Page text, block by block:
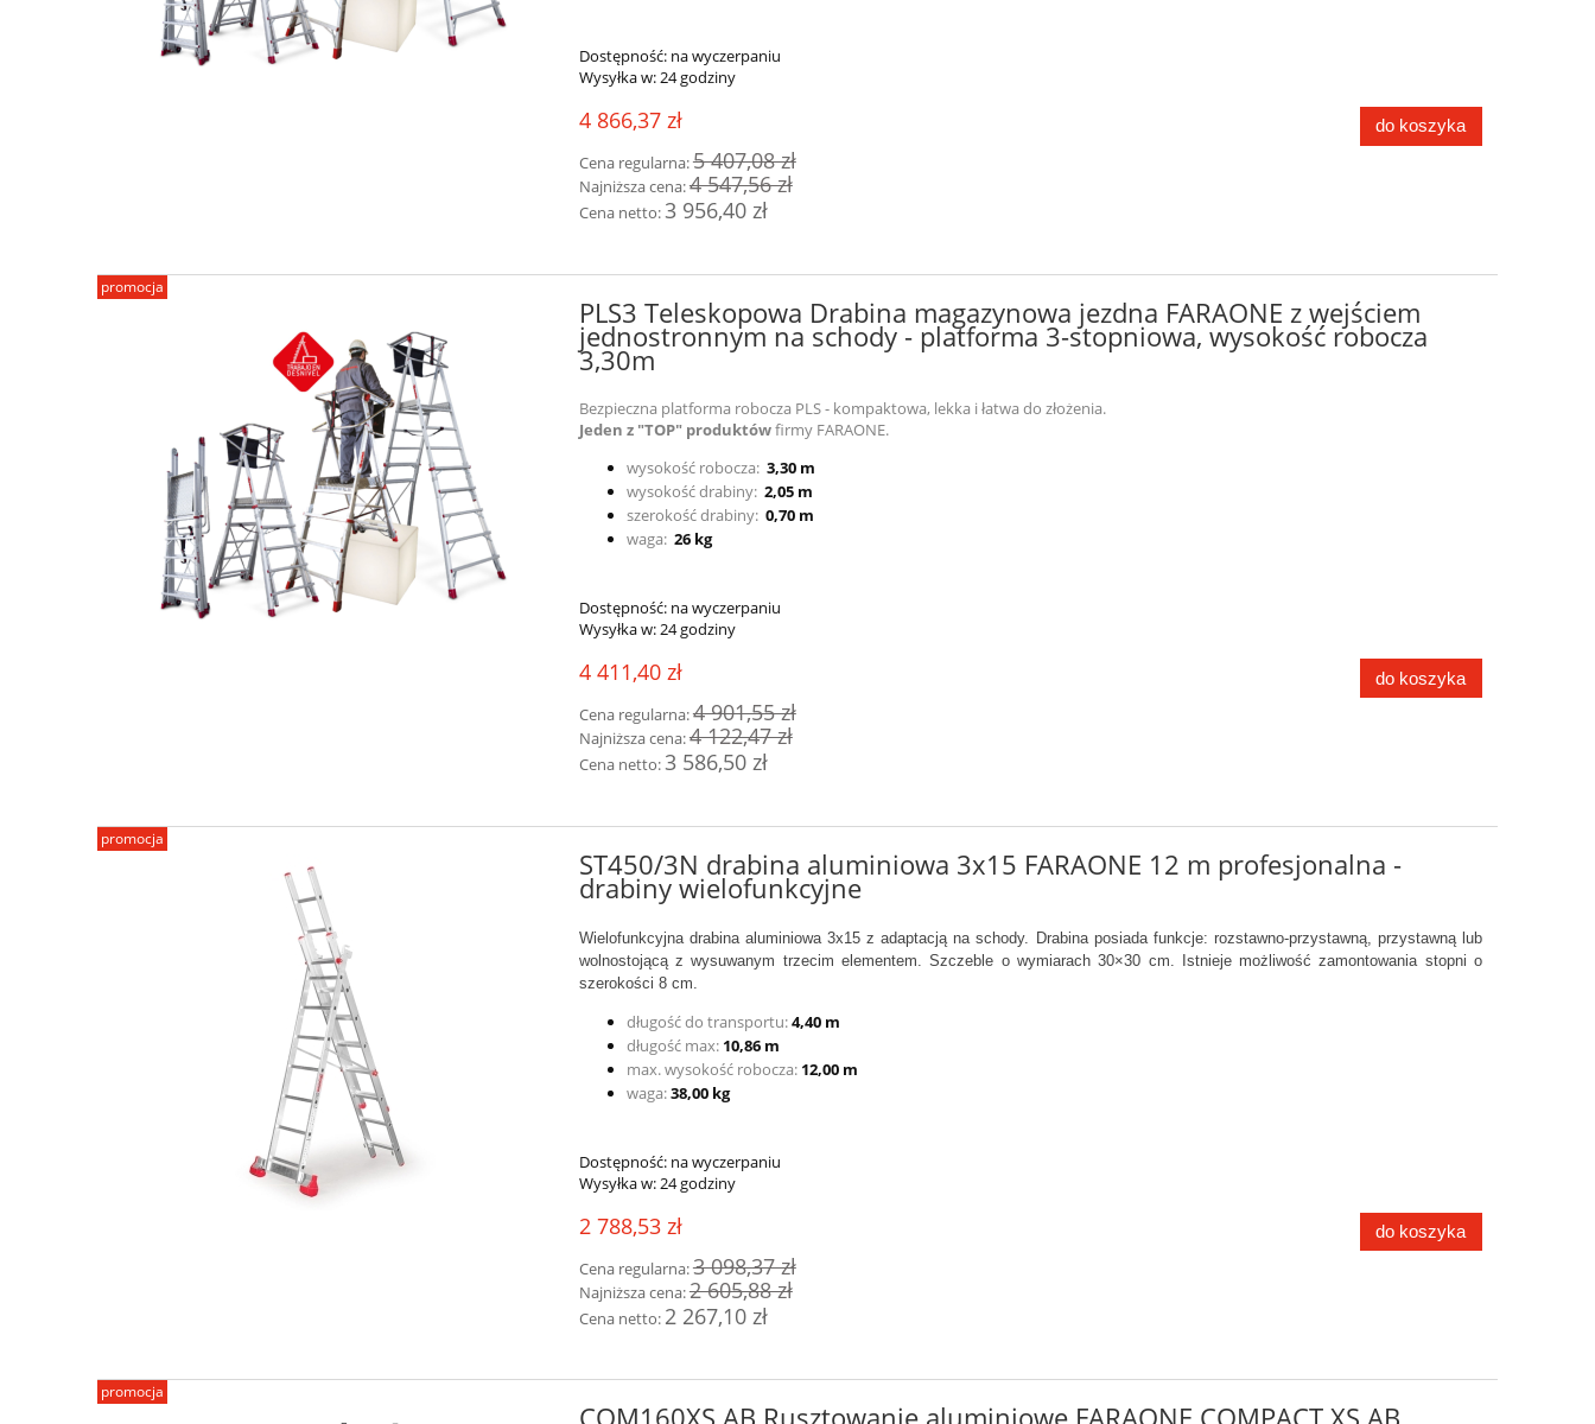
Dostępność: na wyczerpaniu
Wysyłka w:24 godziny
4 866,37 zł
Cena regularna:5 407,08 zł
Najniższa cena:4 547,56 zł
Cena netto:3 956,40 zł
do koszyka
PLS3 Teleskopowa Drabina magazynowa jezdna FARAONE z wejściem
jednostronnym na schody - platforma 3-stopniowa, wysokość robocza
3,30m
Bezpieczna platforma robocza PLS - kompaktowa, lekka i łatwa do złożenia.
Jeden z "TOP" produktówfirmy FARAONE.
wysokość robocza: 3,30 m
wysokość drabiny: 2,05 m
szerokość drabiny: 0,70 m
waga: 26 kg
Dostępność: na wyczerpaniu
Wysyłka w:24 godziny
4 411,40 zł
Cena regularna:4 901,55 zł
Najniższa cena:4 122,47 zł
Cena netto:3 586,50 zł
do koszyka
promocja
ST450/3N drabina aluminiowa 3x15 FARAONE 12 m profesjonalna -
drabiny wielofunkcyjne
Wielofunkcyjna drabina aluminiowa 3x15 z adaptacją na schody.
Drabina posiada funkcje: rozstawno-przystawną, przystawną lub
wolnostojącą z wysuwanym trzecim elementem. Szczeble o wymiarach 30×30 cm. Istnieje możliwość zamontowania stopni o
szerokości 8 cm.
długość do transportu:4,40 m
długość max: 10,86 m
max. wysokość robocza: 12,00 m
waga:38,00 kg
Dostępność: na wyczerpaniu
Wysyłka w:24 godziny
2 788,53 zł
Cena regularna:3 098,37 zł
Najniższa cena:2 605,88 zł
Cena netto: 2 267,10 zł
do koszyka
promocja
promocja